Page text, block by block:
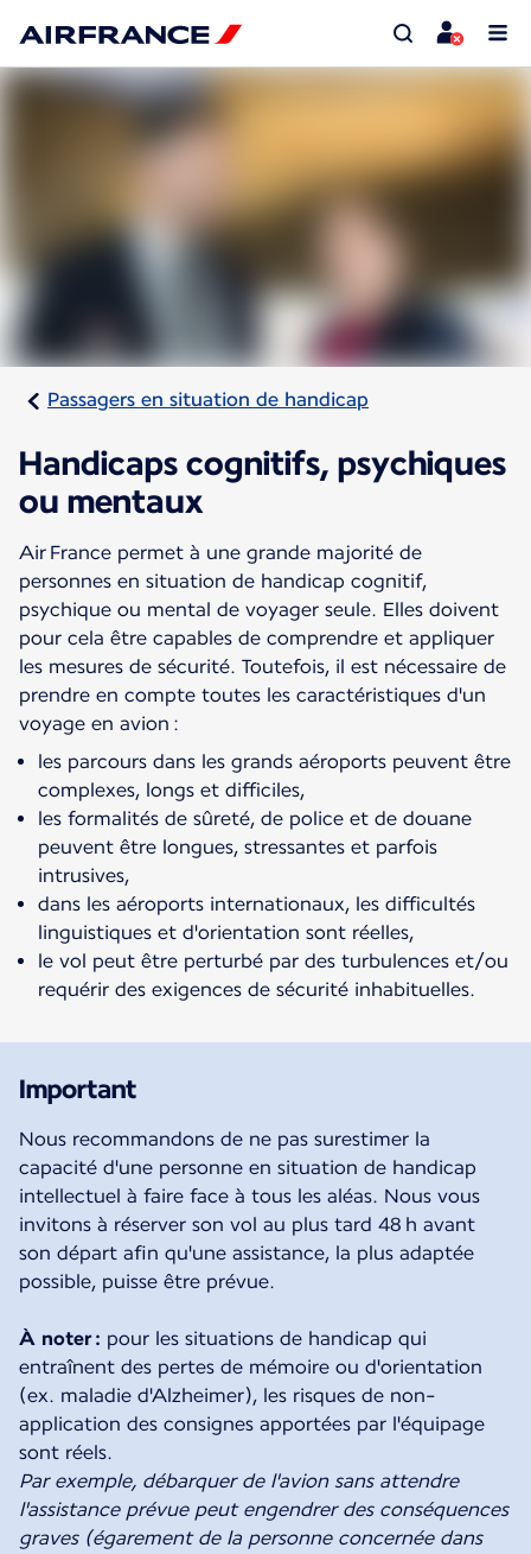
Passagers en situation de handicap
Handicaps cognitifs, psychiques
ou mentaux
Air France permet à une grande majorité de
personnes en situation de handicap cognitif,
psychique ou mental de voyager seule. Elles doivent
pour cela être capables de comprendre et appliquer
les mesures de sécurité. Toutefois, il est nécessaire de
prendre en compte toutes les caractéristiques d'un
voyage en avion :
les parcours dans les grands aéroports peuvent être
complexes, longs et difficiles,
les formalités de sûreté, de police et de douane
peuvent être longues, stressantes et parfois
intrusives,
dans les aéroports internationaux, les difficultés
linguistiques et d'orientation sont réelles,
le vol peut être perturbé par des turbulences et/ou
requérir des exigences de sécurité inhabituelles.
Important
Nous recommandons de ne pas surestimer la
capacité d'une personne en situation de handicap
intellectuel à faire face à tous les aléas. Nous vous
invitons à réserver son vol au plus tard 48 h avant
son départ afin qu'une assistance, la plus adaptée
possible, puisse être prévue.
À noter : pour les situations de handicap qui
entraînent des pertes de mémoire ou d'orientation
(ex. maladie d'Alzheimer), les risques de non-
application des consignes apportées par l'équipage
Par exemple, débarquer de l'avion sans attendre
l'assistance prévue peut engendrer des conséquences
graves (égarement de la personne concernée dans